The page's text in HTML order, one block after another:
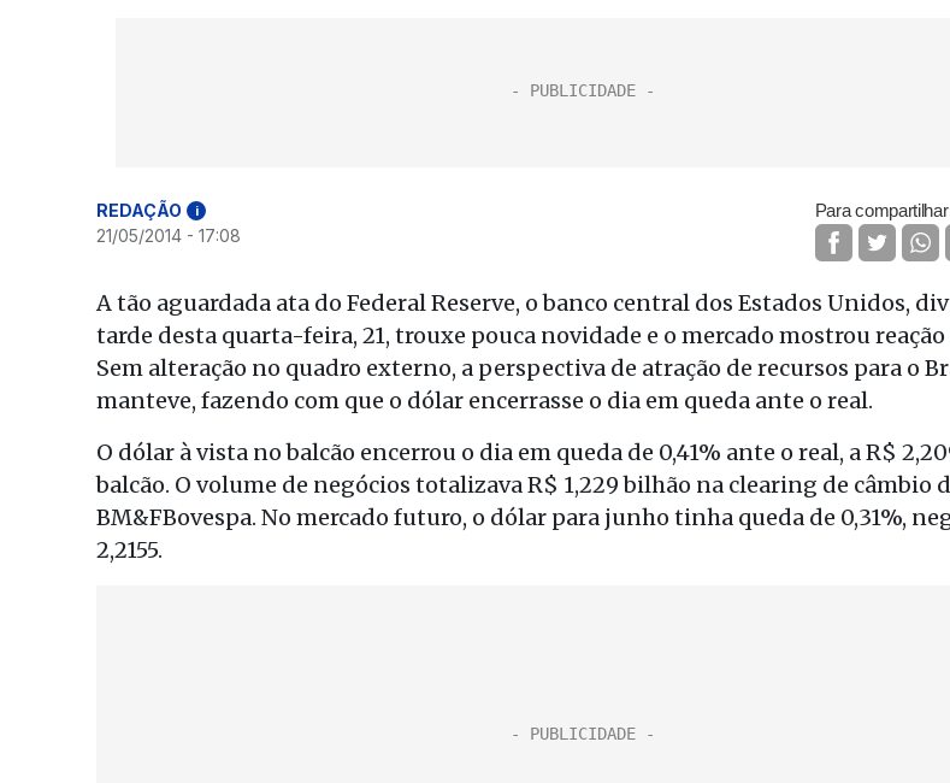
REDAÇÃO i
21/05/2014 - 17:08
Para
A tão aguardada ata do Federal Reserve, o banco central dos Estados Unidos,
tarde desta quarta-feira, 21, trouxe pouca novidade e o mercado mostrou
Sem alteração no quadro externo, a perspectiva de atração de recursos para o
manteve, fazendo com que o dólar encerrasse o dia em queda ante o real.
O dólar à vista no balcão encerrou o dia em queda de 0,41% ante o real, a R$
balcão. O volume de negócios totalizava R$ 1,229 bilhão na clearing de câmbio
BM&FBovespa. No mercado futuro, o dólar para junho tinha queda de 0,31%,
2,2155.